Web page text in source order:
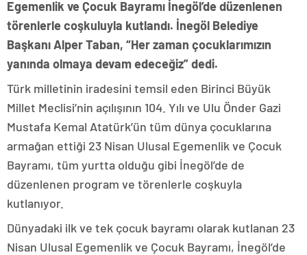
Egemenlik ve Çocuk Bayramı İnegöl’de düzenlenen
törenlerle coşkuluyla kutlandı. İnegöl Belediye
Başkanı Alper Taban, “Her zaman çocuklarımızın
yanında olmaya devam edeceğiz” dedi.
Türk milletinin iradesini temsil eden Birinci Büyük
Millet Meclisi’nin açılışının 104. Yılı ve Ulu Önder Gazi
Mustafa Kemal Atatürk’ün tüm dünya çocuklarına
armağan ettiği 23 Nisan Ulusal Egemenlik ve Çocuk
Bayramı, tüm yurtta olduğu gibi İnegöl’de de
düzenlenen program ve törenlerle coşkuyla
kutlanıyor.
Dünyadaki ilk ve tek çocuk bayramı olarak kutlanan 23
Nisan Ulusal Egemenlik ve Çocuk Bayramı, İnegöl’de